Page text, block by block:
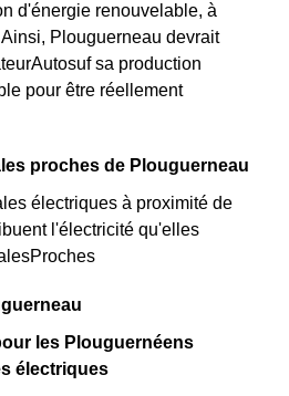
d'énergie renouvelable, à
Plouguerneau devrait
sa production
pour être réellement
proches de Plouguerneau
électriques à proximité de
l'électricité qu'elles
les Plouguernéens
électriques